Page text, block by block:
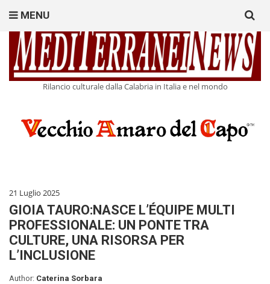
Rilancio culturale dalla Calabria in Italia e nel mondo
MENU
for:
21 Luglio 2025
GIOIA TAURO:NASCE L’ÉQUIPE MULTI
PROFESSIONALE: UN PONTE TRA
CULTURE, UNA RISORSA PER
L’INCLUSIONE
Author: Caterina Sorbara